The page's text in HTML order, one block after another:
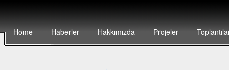
Home Haberler Hakkımızda Projeler